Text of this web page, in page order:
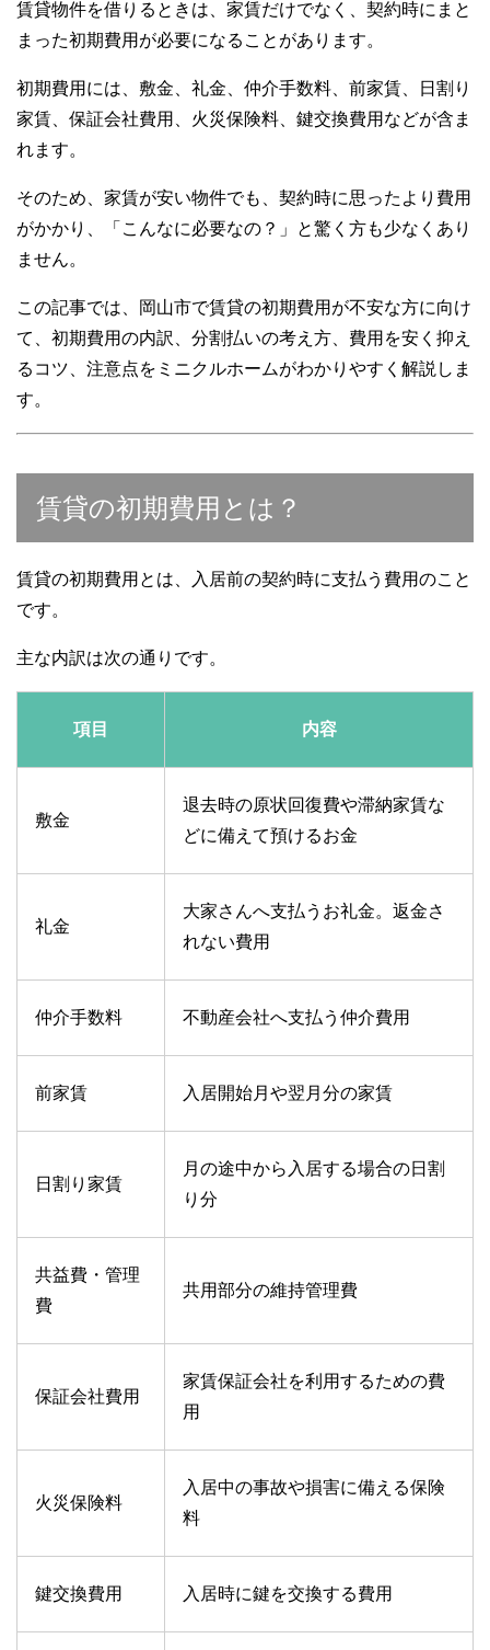
賃貸物件を借りるときは、家賃だけでなく、契約時にまと
まった初期費用が必要になることがあります。
初期費用には、敷金、礼金、仲介手数料、前家賃、日割り
家賃、保証会社費用、火災保険料、鍵交換費用などが含ま
れます。
そのため、家賃が安い物件でも、契約時に思ったより費用
がかかり、「こんなに必要なの？」と驚く方も少なくあり
ません。
この記事では、岡山市で賃貸の初期費用が不安な方に向け
て、初期費用の内訳、分割払いの考え方、費用を安く抑え
るコツ、注意点をミニクルホームがわかりやすく解説しま
す。
賃貸の初期費用とは？
賃貸の初期費用とは、入居前の契約時に支払う費用のこと
です。
主な内訳は次の通りです。
項目 内容
敷金
退去時の原状回復費や滞納家賃な
どに備えて預けるお金
礼金
大家さんへ支払うお礼金。返金さ
れない費用
仲介手数料 不動産会社へ支払う仲介費用
前家賃 入居開始月や翌月分の家賃
日割り家賃
月の途中から入居する場合の日割
り分
共益費・管理
費
共用部分の維持管理費
保証会社費用
家賃保証会社を利用するための費
用
火災保険料
入居中の事故や損害に備える保険
料
鍵交換費用 入居時に鍵を交換する費用